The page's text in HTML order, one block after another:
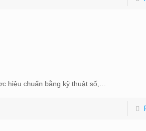
hiệu chuẩn bằng kỹ thuật số,…